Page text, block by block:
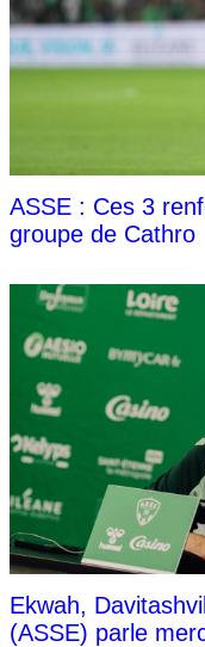
ASSE : Ces 3
groupe de Cathro
Ekwah,
(ASSE) parle